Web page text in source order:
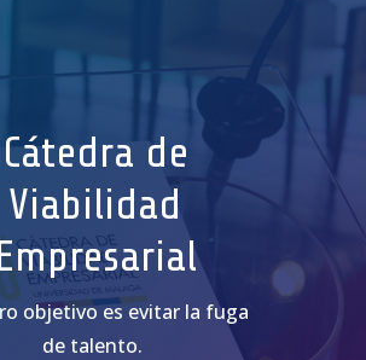
Cátedra de
Viabilidad
objetivo es evitar la fuga
de talento.